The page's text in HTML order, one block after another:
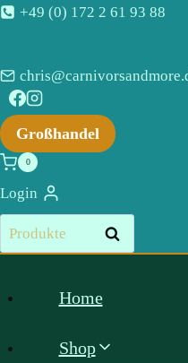
Zum+49 (0) 172 2 61 93 88
Großhandel
0
Login
Suchen
nach:
Suchen
Home
Shop